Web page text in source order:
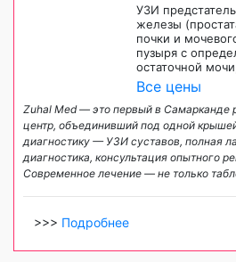
УЗИ
железы
почки и
пузыря с
остаточной
Все цены
Zuhal Med — это первый в Самарканде
центр, объединивший под одной
диагностику — УЗИ суставов, полная
диагностика, консультация опытного
Современное лечение — не только
>>> Подробнее